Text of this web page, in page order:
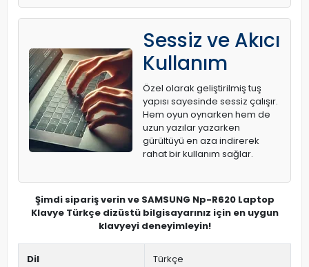
Sessiz ve Akıcı
Kullanım
Özel olarak geliştirilmiş tuş
yapısı sayesinde sessiz çalışır.
Hem oyun oynarken hem de
uzun yazılar yazarken
gürültüyü en aza indirerek
rahat bir kullanım sağlar.
Şimdi sipariş verin ve SAMSUNG Np-R620 Laptop
Klavye Türkçe dizüstü bilgisayarınız için en uygun
klavyeyi deneyimleyin!
Dil Türkçe